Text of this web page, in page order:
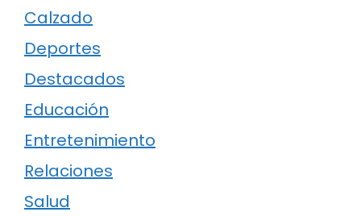
Calzado
Deportes
Destacados
Educación
Entretenimiento
Relaciones
Salud